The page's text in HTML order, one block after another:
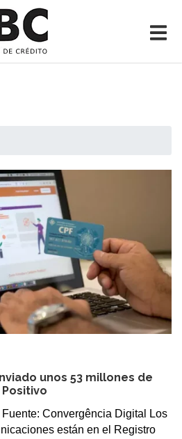
unos 53 millones de
Convergência Digital Los
están en el Registro